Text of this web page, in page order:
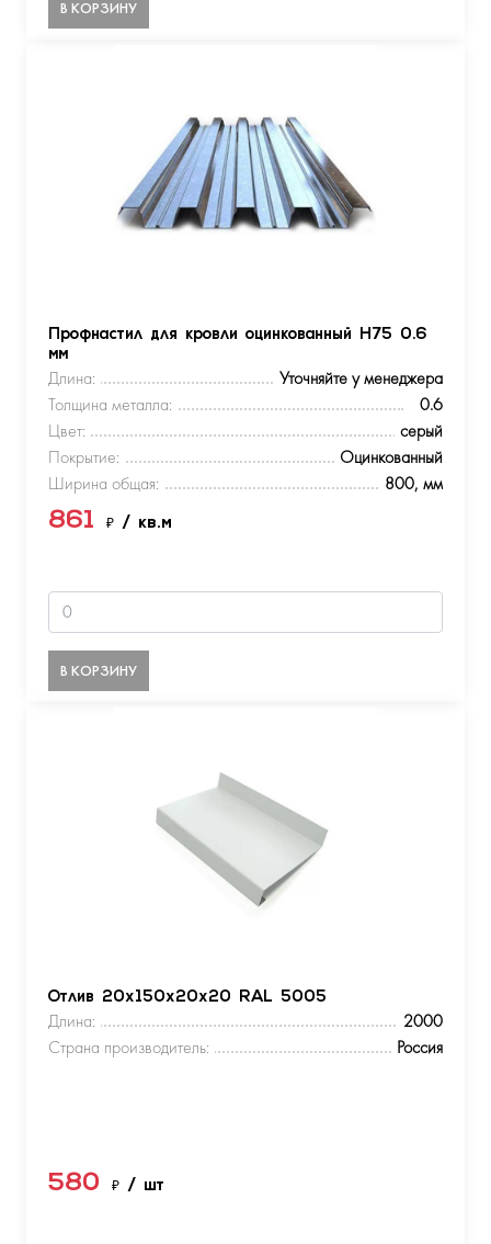
В КОРЗИНУ
Профнастил для кровли оцинкованный Н75 0.6
мм
Длина:
Уточняйте у менеджера
Толщина металла:
0.6
Цвет:
серый
Покрытие:
Оцинкованный
Ширина общая:
800, мм
861 ₽ / кв.м
В КОРЗИНУ
Отлив 20х150х20х20 RAL 5005
Длина:
2000
Страна производитель:
Россия
580 ₽ / шт